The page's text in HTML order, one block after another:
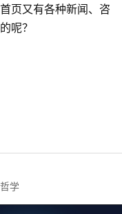
页又有各种新闻、咨
呢？
学